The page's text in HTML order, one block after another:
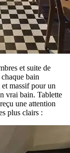
et suite de
bain
massif pour un
vrai bain. Tablette
une attention
plus clairs :